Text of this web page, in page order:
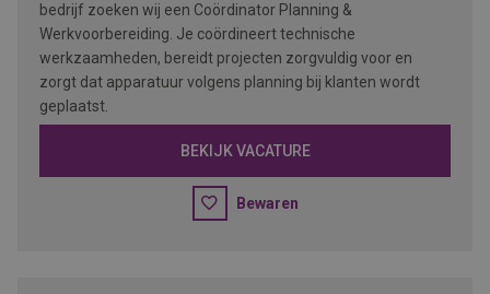
bedrijf zoeken wij een Coördinator Planning &
Werkvoorbereiding. Je coördineert technische
werkzaamheden, bereidt projecten zorgvuldig voor en
zorgt dat apparatuur volgens planning bij klanten wordt
geplaatst.
BEKIJK VACATURE
Bewaren